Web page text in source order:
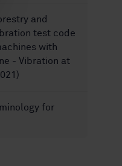
and
test code
with
- Vibration at
for